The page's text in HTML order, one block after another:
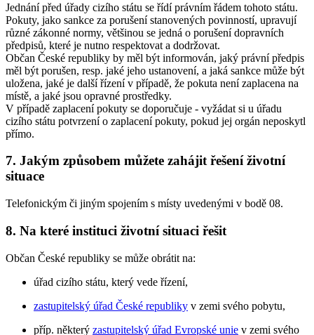
Jednání před úřady cizího státu se řídí právním řádem tohoto státu.
Pokuty, jako sankce za porušení stanovených povinností, upravují
různé zákonné normy, většinou se jedná o porušení dopravních
předpisů, které je nutno respektovat a dodržovat.
Občan České republiky by měl být informován, jaký právní předpis
měl být porušen, resp. jaké jeho ustanovení, a jaká sankce může být
uložena, jaké je další řízení v případě, že pokuta není zaplacena na
místě, a jaké jsou opravné prostředky.
V případě zaplacení pokuty se doporučuje - vyžádat si u úřadu
cizího státu potvrzení o zaplacení pokuty, pokud jej orgán neposkytl
přímo.
7. Jakým způsobem můžete zahájit řešení životní
situace
Telefonickým či jiným spojením s místy uvedenými v bodě 08.
8. Na které instituci životní situaci řešit
Občan České republiky se může obrátit na:
úřad cizího státu, který vede řízení,
zastupitelský úřad České republiky v zemi svého pobytu,
příp. některý zastupitelský úřad Evropské unie v zemi svého